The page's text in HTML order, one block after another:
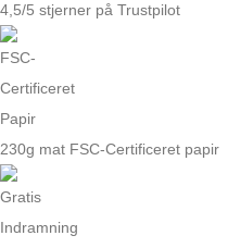
4,5/5 stjerner på Trustpilot
230g mat FSC-Certificeret papir